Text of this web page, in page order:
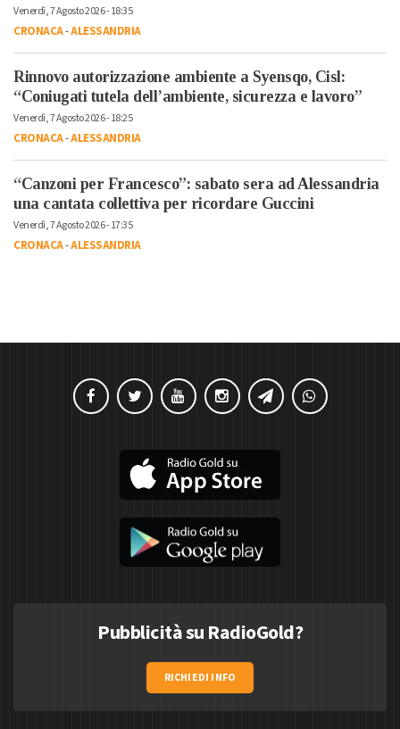
Venerdì, 7 Agosto 2026 - 18:35
CRONACA-ALESSANDRIA
Rinnovo autorizzazione ambiente a Syensqo, Cisl:
“Coniugati tutela dell’ambiente, sicurezza e lavoro”
Venerdì, 7 Agosto 2026 - 18:25
CRONACA-ALESSANDRIA
“Canzoni per Francesco”: sabato sera ad Alessandria
una cantata collettiva per ricordare Guccini
Venerdì, 7 Agosto 2026 - 17:35
CRONACA-ALESSANDRIA
Pubblicità su RadioGold?
RICHIEDI INFO